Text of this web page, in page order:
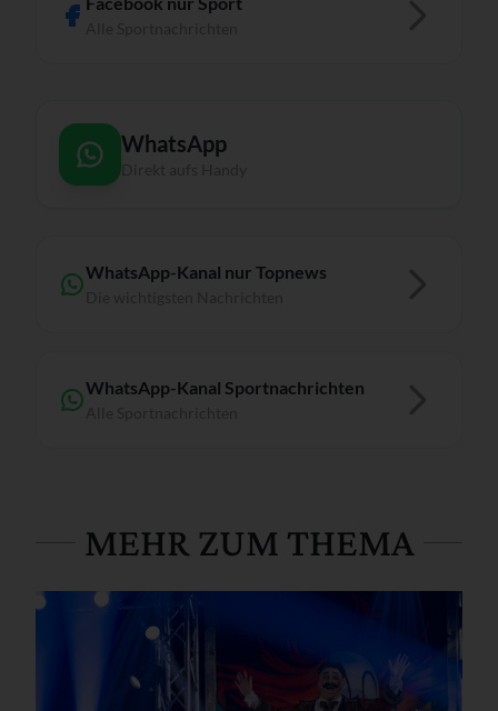
WhatsApp
WhatsApp-Kanal nur Topnews
WhatsApp-Kanal Sportnachrichten
MEHR ZUM THEMA